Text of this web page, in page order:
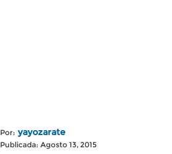
Por: yayozarate
Publicada: Agosto 13, 2015